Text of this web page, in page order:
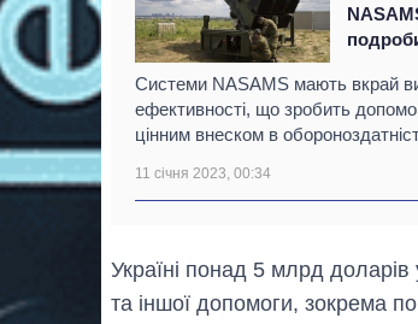
Системи NASAMS мають вкрай
ефективності, що зробить
цінним внеском в
11 січня 2023, 00:34
Україні понад 5 млрд доларів
та іншої допомоги, зокрема